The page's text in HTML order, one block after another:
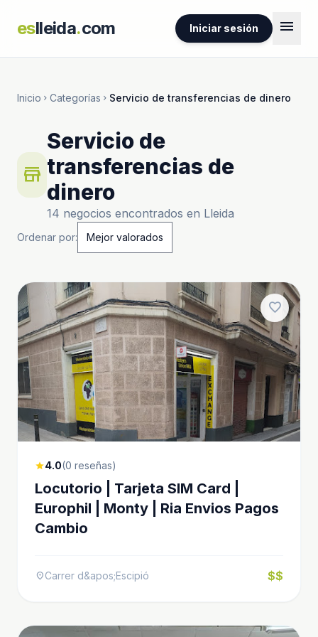
eslleida.com Iniciar sesión menu
Inicio chevron_right Categorías chevron_right Servicio de transferencias de dinero
store
Servicio de
transferencias de
dinero
14 negocios encontrados en Lleida
Ordenar por:
favorite
star4.0(0 reseñas)
Locutorio | Tarjeta SIM Card |
Europhil | Monty | Ria Envios Pagos
Cambio
location_onCarrer d&apos;Escipió $$